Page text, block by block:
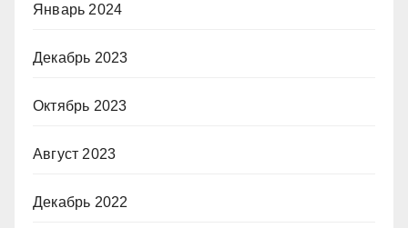
Январь 2024
Декабрь 2023
Октябрь 2023
Август 2023
Декабрь 2022